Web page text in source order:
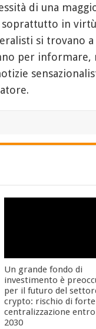
di una
in virtù
si trovano a
per informare,
Un grande fondo di
investimento è
per il futuro del
crypto: rischio di forte
centralizzazione
2030